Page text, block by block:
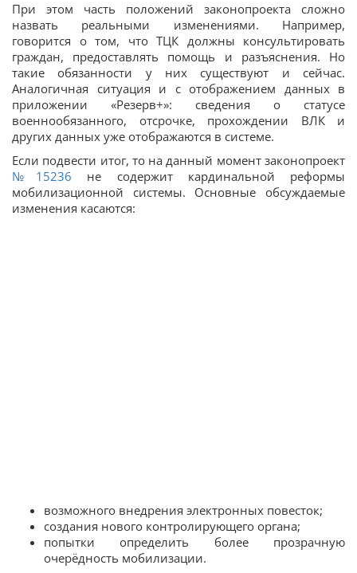
При этом часть положений законопроекта сложно
назвать реальными изменениями. Например,
говорится о том, что ТЦК должны консультировать
граждан, предоставлять помощь и разъяснения. Но
такие обязанности у них существуют и сейчас.
Аналогичная ситуация и с отображением данных в
приложении «Резерв+»: сведения о статусе
военнообязанного, отсрочке, прохождении ВЛК и
других данных уже отображаются в системе.
Если подвести итог, то на данный момент законопроект
№15236 не содержит кардинальной реформы
мобилизационной системы. Основные обсуждаемые
изменения касаются:
возможного внедрения электронных повесток;
создания нового контролирующего органа;
попытки определить более прозрачную
очерёдность мобилизации.